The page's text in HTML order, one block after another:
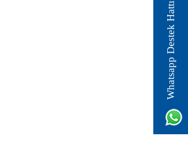
Whatsapp Destek Hattı